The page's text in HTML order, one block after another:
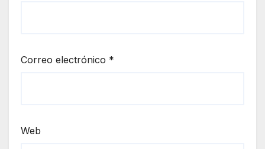
Correo electrónico *
Web